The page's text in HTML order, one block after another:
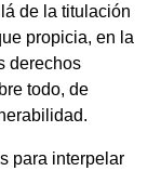
de la titulación
propicia, en la
derechos
todo, de
para interpelar